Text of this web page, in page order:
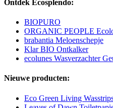
Ontdek Ecosplendo:
BIOPURO
ORGANIC PEOPLE
brabantia Meloenschepje
Klar BIO Ontkalker
ecolunes Wasverzachter
Nieuwe producten:
Eco Green Living